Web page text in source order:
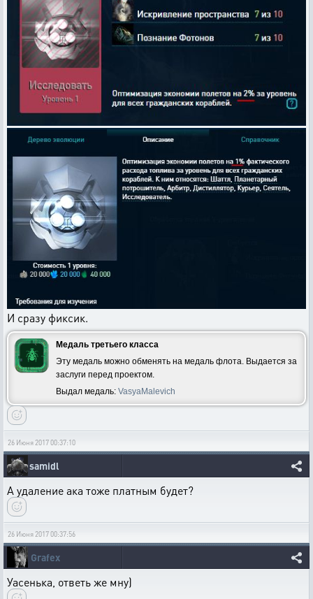
И сразу фиксик.
Медаль третьего класса
Эту медаль можно обменять на медаль флота. Выдается за
заслуги перед проектом.
Выдал медаль: VasyaMalevich
26 Июня 2017 00:37:10
samidl
А удаление ака тоже платным будет?
26 Июня 2017 00:37:56
Grafex
Уасенька, ответь же мну)